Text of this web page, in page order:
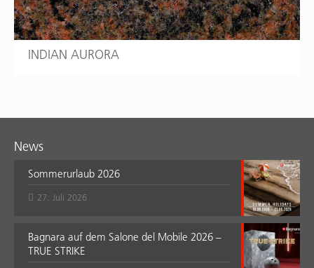
INDIAN AURORA
News
Sommerurlaub 2026
27. Juli 2026
Bagnara auf dem Salone del Mobile 2026 –
TRUE STRIKE